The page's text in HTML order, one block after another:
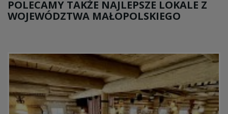
POLECAMY TAKŻE NAJLEPSZE LOKALE Z
WOJEWÓDZTWA MAŁOPOLSKIEGO